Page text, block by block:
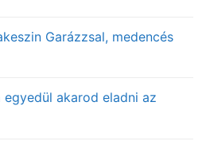
Garázzsal, medencés
akarod eladni az